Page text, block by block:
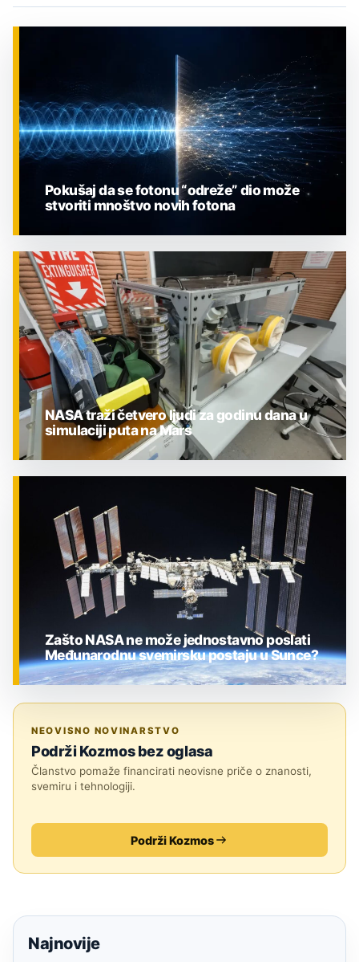
ZNANOST
Pokušaj da se fotonu “odreže” dio može
stvoriti mnoštvo novih fotona
NASA traži četvero ljudi za godinu dana u
simulaciji puta na Mars
Zašto NASA ne može jednostavno poslati
Međunarodnu svemirsku postaju u Sunce?
NEOVISNO NOVINARSTVO
Podrži Kozmos bez oglasa
Članstvo pomaže financirati neovisne priče o znanosti,
svemiru i tehnologiji.
Podrži Kozmos
Najnovije